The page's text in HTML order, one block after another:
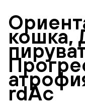
кошка,
rdAc